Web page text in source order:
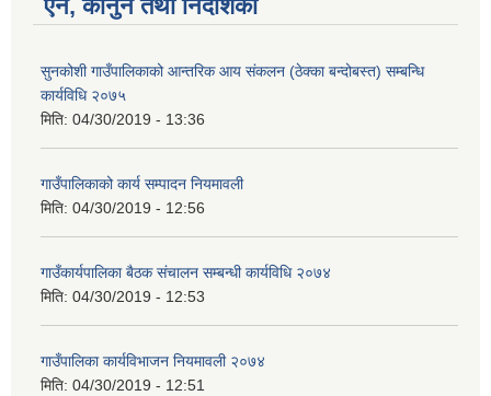
ऐन, कानुन तथा निर्देशिका
सुनकोशी गाउँपालिकाको आन्तरिक आय संकलन (ठेक्का बन्दोबस्त) सम्बन्धि
कार्यविधि २०७५
मिति: 04/30/2019 - 13:36
गाउँपालिकाको कार्य सम्पादन नियमावली
मिति: 04/30/2019 - 12:56
गाउँकार्यपालिका बैठक संचालन सम्बन्धी कार्यविधि २०७४
मिति: 04/30/2019 - 12:53
गाउँपालिका कार्यविभाजन नियमावली २०७४
मिति: 04/30/2019 - 12:51